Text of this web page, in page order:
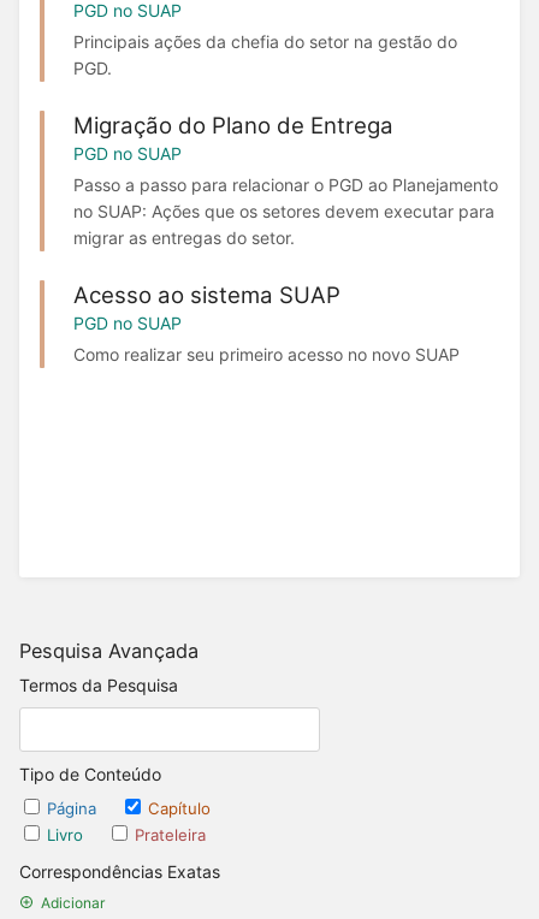
Pesquisa Avançada
Termos da Pesquisa
Tipo de Conteúdo
Página
Capítulo
Livro
Prateleira
Correspondências Exatas
Adicionar
PGD no SUAP
Principais ações da chefia do setor na gestão do
PGD.
Migração do Plano de Entrega
PGD no SUAP
Passo a passo para relacionar o PGD ao Planejamento
no SUAP: Ações que os setores devem executar para
migrar as entregas do setor.
Acesso ao sistema SUAP
PGD no SUAP
Como realizar seu primeiro acesso no novo SUAP